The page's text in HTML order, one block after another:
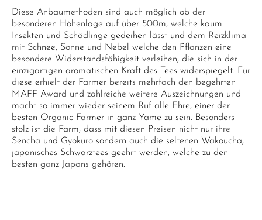
Diese Anbaumethoden sind auch möglich ob der
besonderen Höhenlage auf über 500m, welche kaum
Insekten und Schädlinge gedeihen lässt und dem Reizklima
mit Schnee, Sonne und Nebel welche den Pflanzen eine
besondere Widerstandsfähigkeit verleihen, die sich in der
einzigartigen aromatischen Kraft des Tees widerspiegelt. Für
diese erhielt der Farmer bereits mehrfach den begehrten
MAFF Award und zahlreiche weitere Auszeichnungen und
macht so immer wieder seinem Ruf alle Ehre, einer der
besten Organic Farmer in ganz Yame zu sein. Besonders
stolz ist die Farm, dass mit diesen Preisen nicht nur ihre
Sencha und Gyokuro sondern auch die seltenen Wakoucha,
japanisches Schwarztees geehrt werden, welche zu den
besten ganz Japans gehören.